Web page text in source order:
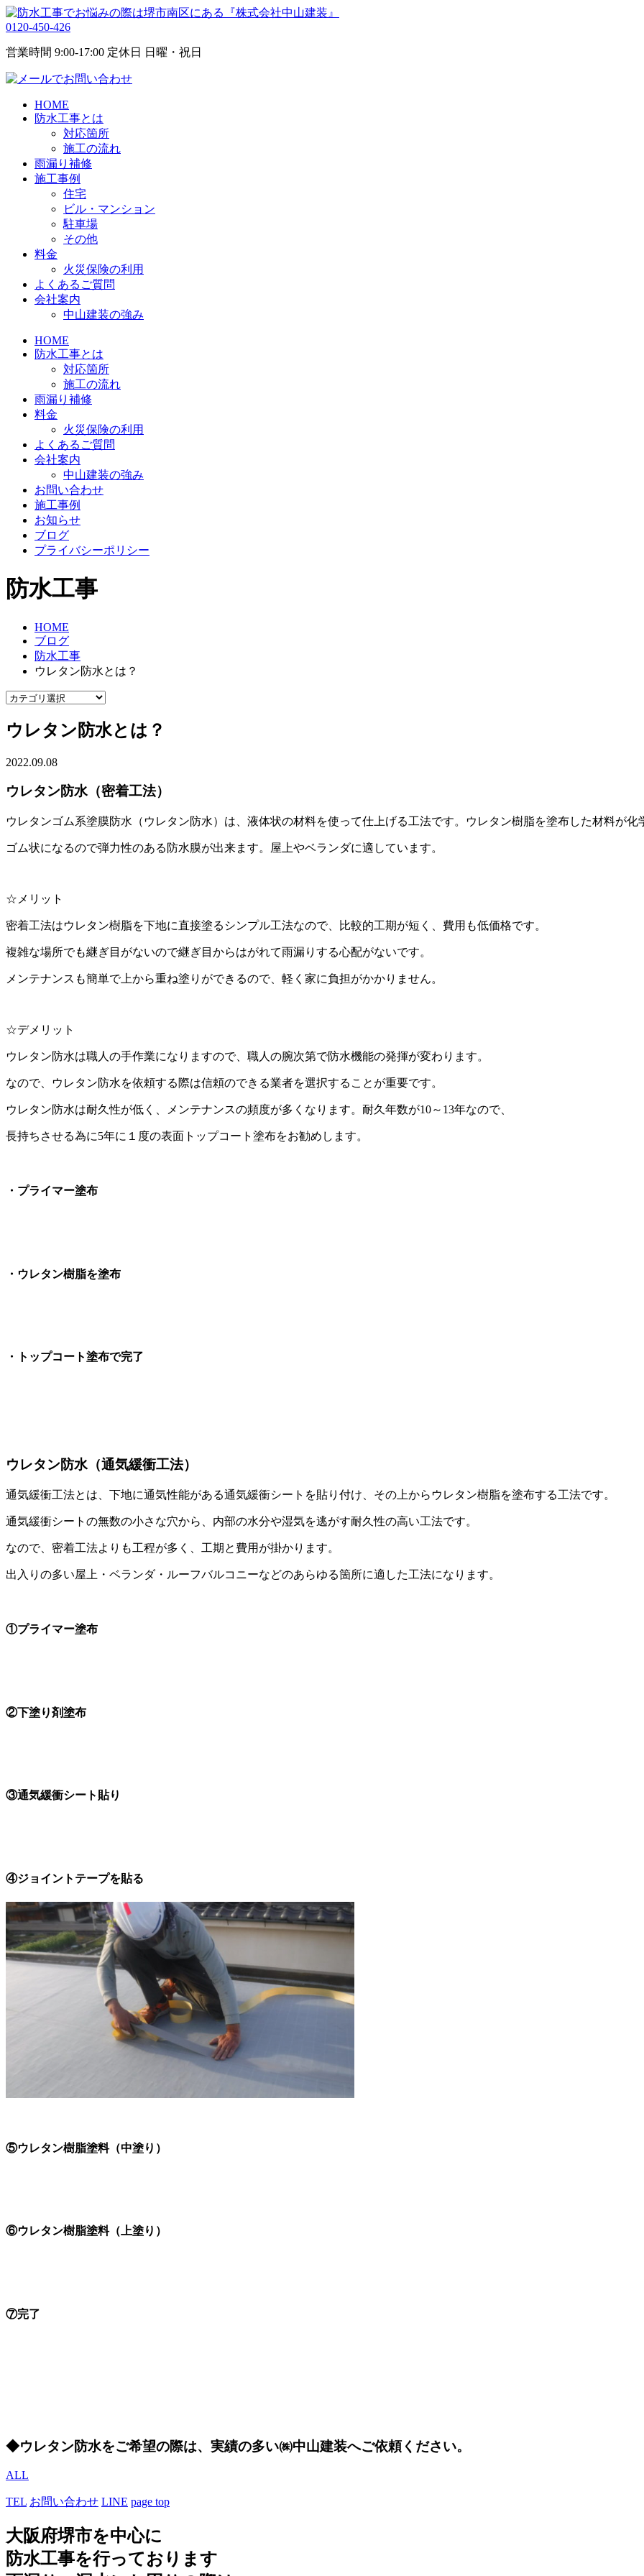
0120-450-426
営業時間 9:00-17:00 定休日 日曜・祝日
HOME
防水工事とは
対応箇所
施工の流れ
雨漏り補修
施工事例
住宅
ビル・マンション
駐車場
その他
料金
火災保険の利用
よくあるご質問
会社案内
中山建装の強み
HOME
防水工事とは
対応箇所
施工の流れ
雨漏り補修
料金
火災保険の利用
よくあるご質問
会社案内
中山建装の強み
お問い合わせ
施工事例
お知らせ
ブログ
プライバシーポリシー
防水工事
HOME
ブログ
防水工事
ウレタン防水とは？
ウレタン防水とは？
2022.09.08
ウレタン防水（密着工法）
ウレタンゴム系塗膜防水（ウレタン防水）は、液体状の材料を使って仕上げる工法です。ウレタン樹脂を塗布した材料が化
ゴム状になるので弾力性のある防水膜が出来ます。屋上やベランダに適しています。
☆メリット
密着工法はウレタン樹脂を下地に直接塗るシンプル工法なので、比較的工期が短く、費用も低価格です。
複雑な場所でも継ぎ目がないので継ぎ目からはがれて雨漏りする心配がないです。
メンテナンスも簡単で上から重ね塗りができるので、軽く家に負担がかかりません。
☆デメリット
ウレタン防水は職人の手作業になりますので、職人の腕次第で防水機能の発揮が変わります。
なので、ウレタン防水を依頼する際は信頼のできる業者を選択することが重要です。
ウレタン防水は耐久性が低く、メンテナンスの頻度が多くなります。耐久年数が10～13年なので、
長持ちさせる為に5年に１度の表面トップコート塗布をお勧めします。
・プライマー塗布
・ウレタン樹脂を塗布
・トップコート塗布で完了
ウレタン防水（通気緩衝工法）
通気緩衝工法とは、下地に通気性能がある通気緩衝シートを貼り付け、その上からウレタン樹脂を塗布する工法です。
通気緩衝シートの無数の小さな穴から、内部の水分や湿気を逃がす耐久性の高い工法です。
なので、密着工法よりも工程が多く、工期と費用が掛かります。
出入りの多い屋上・ベランダ・ルーフバルコニーなどのあらゆる箇所に適した工法になります。
①プライマー塗布
②下塗り剤塗布
③通気緩衝シート貼り
④ジョイントテープを貼る
⑤ウレタン樹脂塗料（中塗り）
⑥ウレタン樹脂塗料（上塗り）
⑦完了
◆ウレタン防水をご希望の際は、実績の多い㈱中山建装へご依頼ください。
ALL
TEL お問い合わせ LINE page top
大阪府堺市を中心に
防水工事を行っております